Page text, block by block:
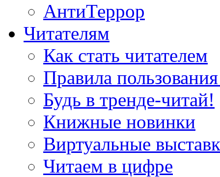
АнтиТеррор
Читателям
Как стать читателем
Правила
Будь в тренде-читай!
Книжные новинки
Виртуальные
Читаем в цифре